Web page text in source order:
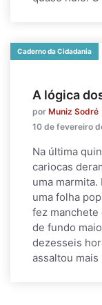
Caderno da Cidadania
A lógica
por Muniz Sodré
10 de fevereiro
Na última
cariocas
uma
uma folha
fez manchete
de fundo
dezesseis
assaltou